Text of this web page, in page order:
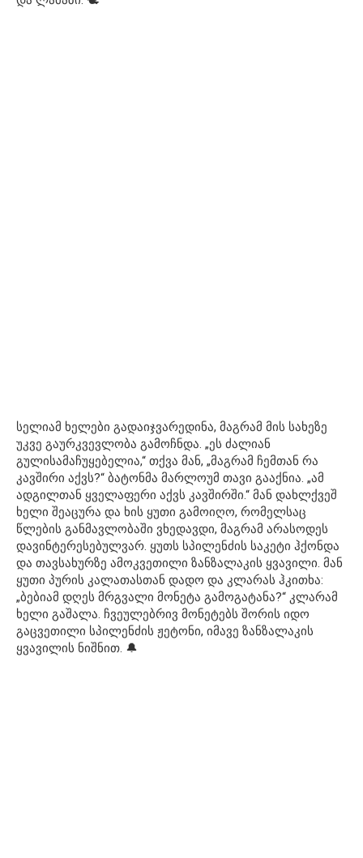
სელიამ ხელები გადაიჯვარედინა, მაგრამ მის სახეზე
უკვე გაურკვევლობა გამოჩნდა. „ეს ძალიან
გულისამაჩუყებელია,“ თქვა მან, „მაგრამ ჩემთან რა
კავშირი აქვს?“ ბატონმა მარლოუმ თავი გააქნია. „ამ
ადგილთან ყველაფერი აქვს კავშირში.“ მან დახლქვეშ
ხელი შეაცურა და ხის ყუთი გამოიღო, რომელსაც
წლების განმავლობაში ვხედავდი, მაგრამ არასოდეს
დავინტერესებულვარ. ყუთს სპილენძის საკეტი ჰქონდა
და თავსახურზე ამოკვეთილი ზანზალაკის ყვავილი. მან
ყუთი პურის კალათასთან დადო და კლარას ჰკითხა:
„ბებიამ დღეს მრგვალი მონეტა გამოგატანა?“ კლარამ
ხელი გაშალა. ჩვეულებრივ მონეტებს შორის იდო
გაცვეთილი სპილენძის ჟეტონი, იმავე ზანზალაკის
ყვავილის ნიშნით. 🔔